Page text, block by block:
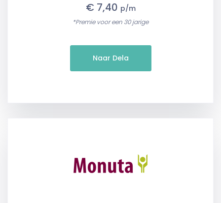
€ 7,40 p/m
*Premie voor een 30 jarige
Naar Dela